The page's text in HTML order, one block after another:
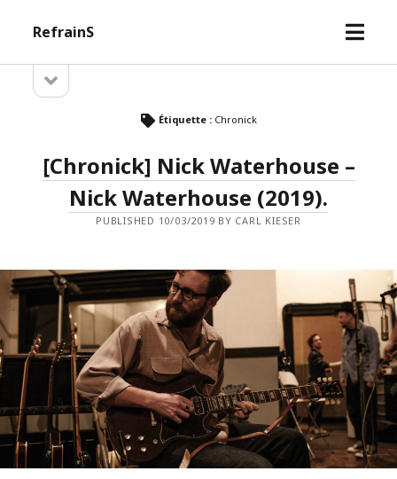
RefrainS
open
Sidebarsidebar
Étiquette : Chronick
[Chronick] Nick Waterhouse –
Nick Waterhouse (2019).
PUBLISHED 10/03/2019 BY CARL KIESER